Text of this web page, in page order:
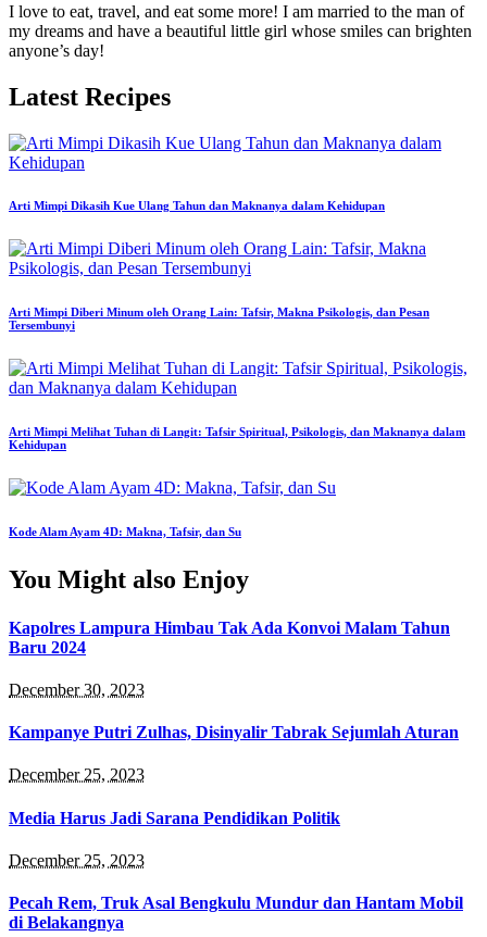
I love to eat, travel, and eat some more! I am married to the man of
my dreams and have a beautiful little girl whose smiles can brighten
anyone’s day!
Latest Recipes
Arti Mimpi Dikasih Kue Ulang Tahun dan Maknanya dalam Kehidupan
Arti Mimpi Diberi Minum oleh Orang Lain: Tafsir, Makna Psikologis, dan Pesan
Tersembunyi
Arti Mimpi Melihat Tuhan di Langit: Tafsir Spiritual, Psikologis, dan Maknanya dalam
Kehidupan
Kode Alam Ayam 4D: Makna, Tafsir, dan Su
You Might also Enjoy
Kapolres Lampura Himbau Tak Ada Konvoi Malam Tahun
Baru 2024
December 30, 2023
Kampanye Putri Zulhas, Disinyalir Tabrak Sejumlah Aturan
December 25, 2023
Media Harus Jadi Sarana Pendidikan Politik
December 25, 2023
Pecah Rem, Truk Asal Bengkulu Mundur dan Hantam Mobil
di Belakangnya